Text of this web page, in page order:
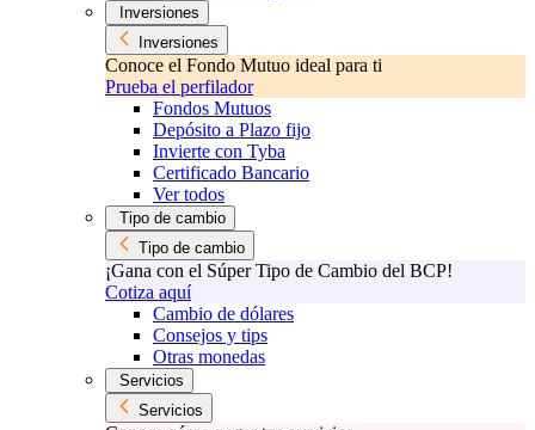
Inversiones
Inversiones
Conoce el Fondo Mutuo ideal para ti
Prueba el perfilador
Fondos Mutuos
Depósito a Plazo fijo
Invierte con Tyba
Certificado Bancario
Ver todos
Tipo de cambio
Tipo de cambio
¡Gana con el Súper Tipo de Cambio del BCP!
Cotiza aquí
Cambio de dólares
Consejos y tips
Otras monedas
Servicios
Servicios